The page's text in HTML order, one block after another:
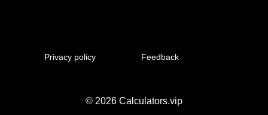
Privacy policy Feedback
© 2026 Calculators.vip